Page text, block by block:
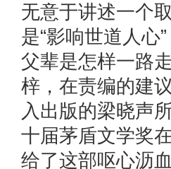
无意于讲述一个
是“影响世道人心
父辈是怎样一
梓，在责编的建
入出版的梁晓声
十届茅盾文学奖
给了这部呕心